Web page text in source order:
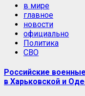
в мире
главное
новости
официально
Политика
СВО
Российские
в Харьковской и